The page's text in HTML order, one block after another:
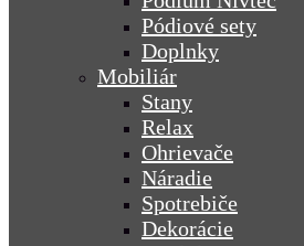
Pódiové sety
Doplnky
Mobiliár
Stany
Relax
Ohrievače
Náradie
Spotrebiče
Dekorácie